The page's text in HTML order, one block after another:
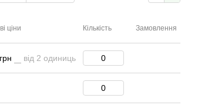
ціни Кількість Замовлення
від 2 одиниць